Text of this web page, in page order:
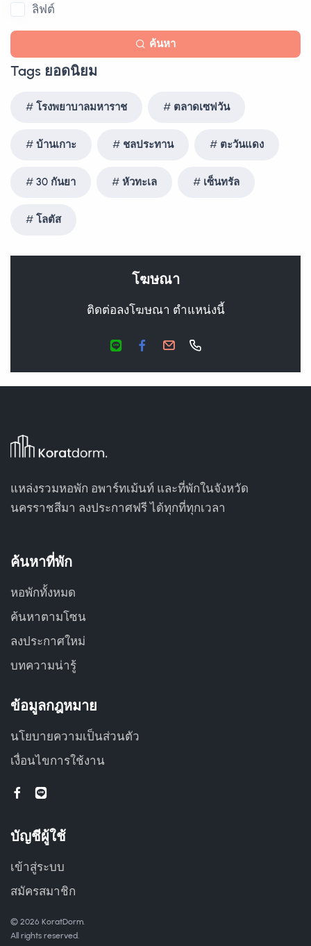
ลิฟต์
ค้นหา
Tags ยอดนิยม
โรงพยาบาลมหาราช ตลาดเซฟวัน
บ้านเกาะ ชลประทาน ตะวันแดง
30 กันยา หัวทะเล เซ็นทรัล
โลตัส
โฆษณา
ติดต่อลงโฆษณา ตำแหน่งนี้
แหล่งรวมหอพัก อพาร์ทเม้นท์ และที่พักในจังหวัด
นครราชสีมา ลงประกาศฟรี ได้ทุกที่ทุกเวลา
ค้นหาที่พัก
หอพักทั้งหมด
ค้นหาตามโซน
ลงประกาศใหม่
บทความน่ารู้
ข้อมูลกฎหมาย
นโยบายความเป็นส่วนตัว
เงื่อนไขการใช้งาน
บัญชีผู้ใช้
เข้าสู่ระบบ
สมัครสมาชิก
© 2026 KoratDorm.
All rights reserved.